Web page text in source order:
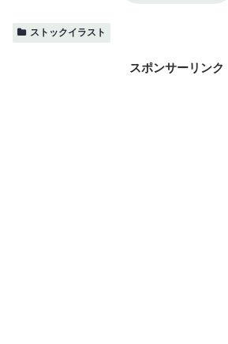
ストックイラスト
スポンサーリンク